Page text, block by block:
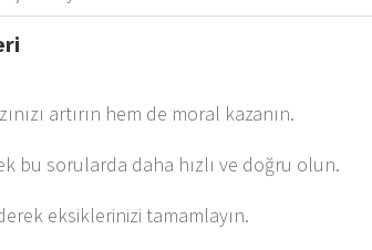
artırın hem de moral kazanın.
bu sorularda daha hızlı ve doğru olun.
eksiklerinizi tamamlayın.